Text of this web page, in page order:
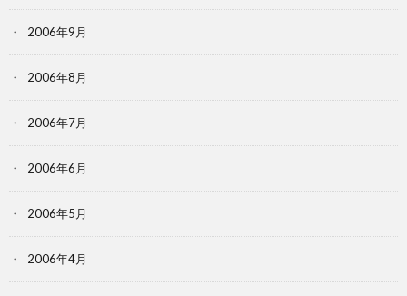
2006年9月
2006年8月
2006年7月
2006年6月
2006年5月
2006年4月